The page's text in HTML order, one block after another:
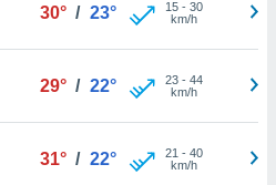
30° / 23° 15- 30
km/h
29° / 22° 23- 44
km/h
31° / 22° 21 - 40
km/h